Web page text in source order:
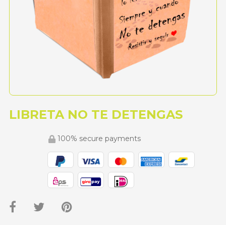
LIBRETA NO TE DETENGAS
100% secure payments